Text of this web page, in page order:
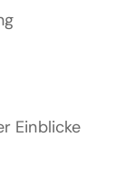
Einblicke